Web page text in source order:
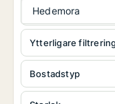
Hedemora
Bostadstyp
Ytterligare